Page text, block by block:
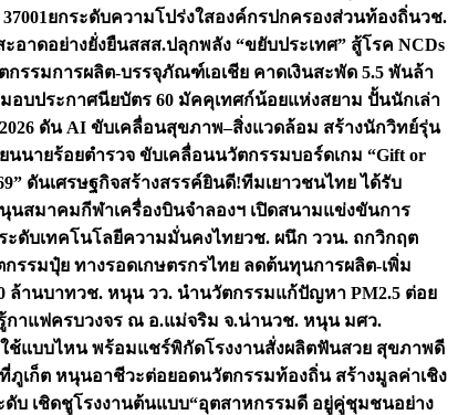
ยกระดับความโปร่งใสองค์กรปกครองส่วนท้องถิ่นวช.
อาดอย่างยั่งยืนสสส.ปลุกพลัง “ขยับประเทศ” สู้โรค NCDs
กรรมการผลิต-บรรจุภัณฑ์เอเชีย คาดเงินสะพัด 5.5 พันล้า
อบประกาศนียบัตร 60 มัคคุเทศก์น้อยแห่งสยาม ปั้นนักเล่า
ดัน AI ขับเคลื่อนสุขภาพ–สิ่งแวดล้อม สร้างนักวิทย์รุ่น
ยนนายร้อยตำรวจ ขับเคลื่อนนวัตกรรมบอร์ดเกม “Gift or
ดันเศรษฐกิจสร้างสรรค์ยินดี!ทีมเยาวชนไทย ได้รับ
นสมาคมกีฬาเครื่องบินจำลองฯ เปิดสนามแข่งขันการ
ดับเทคโนโลยีความมั่นคงไทยวช. ผนึก ววน. ถกวิกฤต
รรมปุ๋ย ทางรอดเกษตรกรไทย ลดต้นทุนการผลิต-เพิ่ม
ล้านบาทวช. หนุน วว. นำนวัตกรรมแก้ปัญหา PM2.5 ต่อย
าแฟครบวงจร ณ อ.แม่จริม จ.น่านวช. หนุน มศว.
ช้แบบไหน พร้อมแชร์พิกัดโรงงานสั่งผลิตฟันสวย สุขภาพดี
ภูเก็ต หนุนอาชีวะต่อยอดนวัตกรรมท้องถิ่น สร้างมูลค่าเชิง
ดับ เชิดชูโรงงานต้นแบบ“อุตสาหกรรมดี อยู่คู่ชุมชนอย่าง